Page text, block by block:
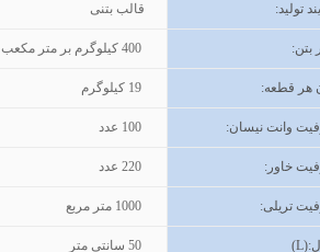
تولید: قالب بتنی
بتن:
400 کیلوگرم بر متر مکعب
هر قطعه:
19 کیلوگرم
وانت نیسان:
100 عدد
خاور :
220 عدد
تریلی:
1000 متر مربع
(L):
50 سانتی متر